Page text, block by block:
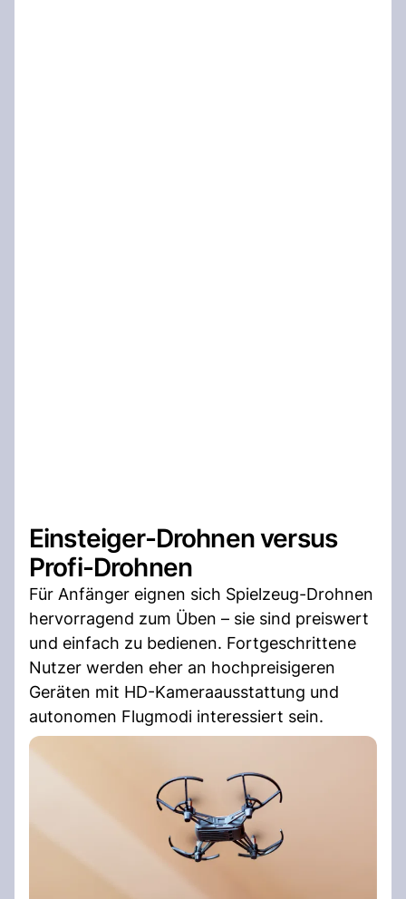
Einsteiger-Drohnen versus
Profi-Drohnen
Für Anfänger eignen sich Spielzeug-Drohnen
hervorragend zum Üben – sie sind preiswert
und einfach zu bedienen. Fortgeschrittene
Nutzer werden eher an hochpreisigeren
Geräten mit HD-Kameraausstattung und
autonomen Flugmodi interessiert sein.